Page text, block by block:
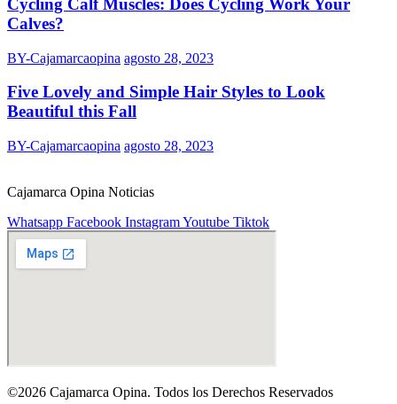
Cycling Calf Muscles: Does Cycling Work Your
Calves?
BY-Cajamarcaopina agosto 28, 2023
Five Lovely and Simple Hair Styles to Look
Beautiful this Fall
BY-Cajamarcaopina agosto 28, 2023
Cajamarca Opina Noticias
Whatsapp Facebook InstagramYoutube Tiktok
©2026 Cajamarca Opina. Todos los Derechos Reservados